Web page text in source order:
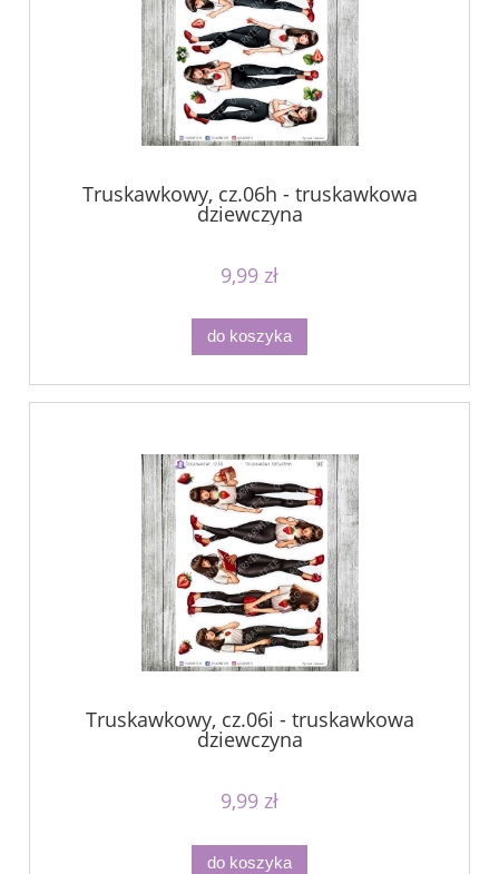
Truskawkowy, cz.06h - truskawkowa
dziewczyna
9,99 zł
do koszyka
Truskawkowy, cz.06i - truskawkowa
dziewczyna
9,99 zł
do koszyka